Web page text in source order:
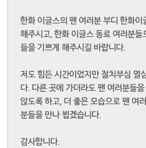
한화 이글스의 팬 여러분 부디 한화이
해주시고, 한화 이글스 동료 여러분들
들을 기쁘게 해주시길 바랍니다.
저도 힘든 시간이었지만 절치부심 열
다. 다른 곳에 가더라도 팬 여러분들
않도록 하고, 더 좋은 모습으로 팬 여
분들을 만나 뵙겠습니다.
감사합니다.